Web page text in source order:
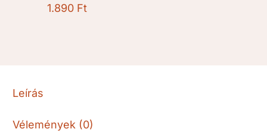
1.890 Ft
Leírás
Vélemények (0)